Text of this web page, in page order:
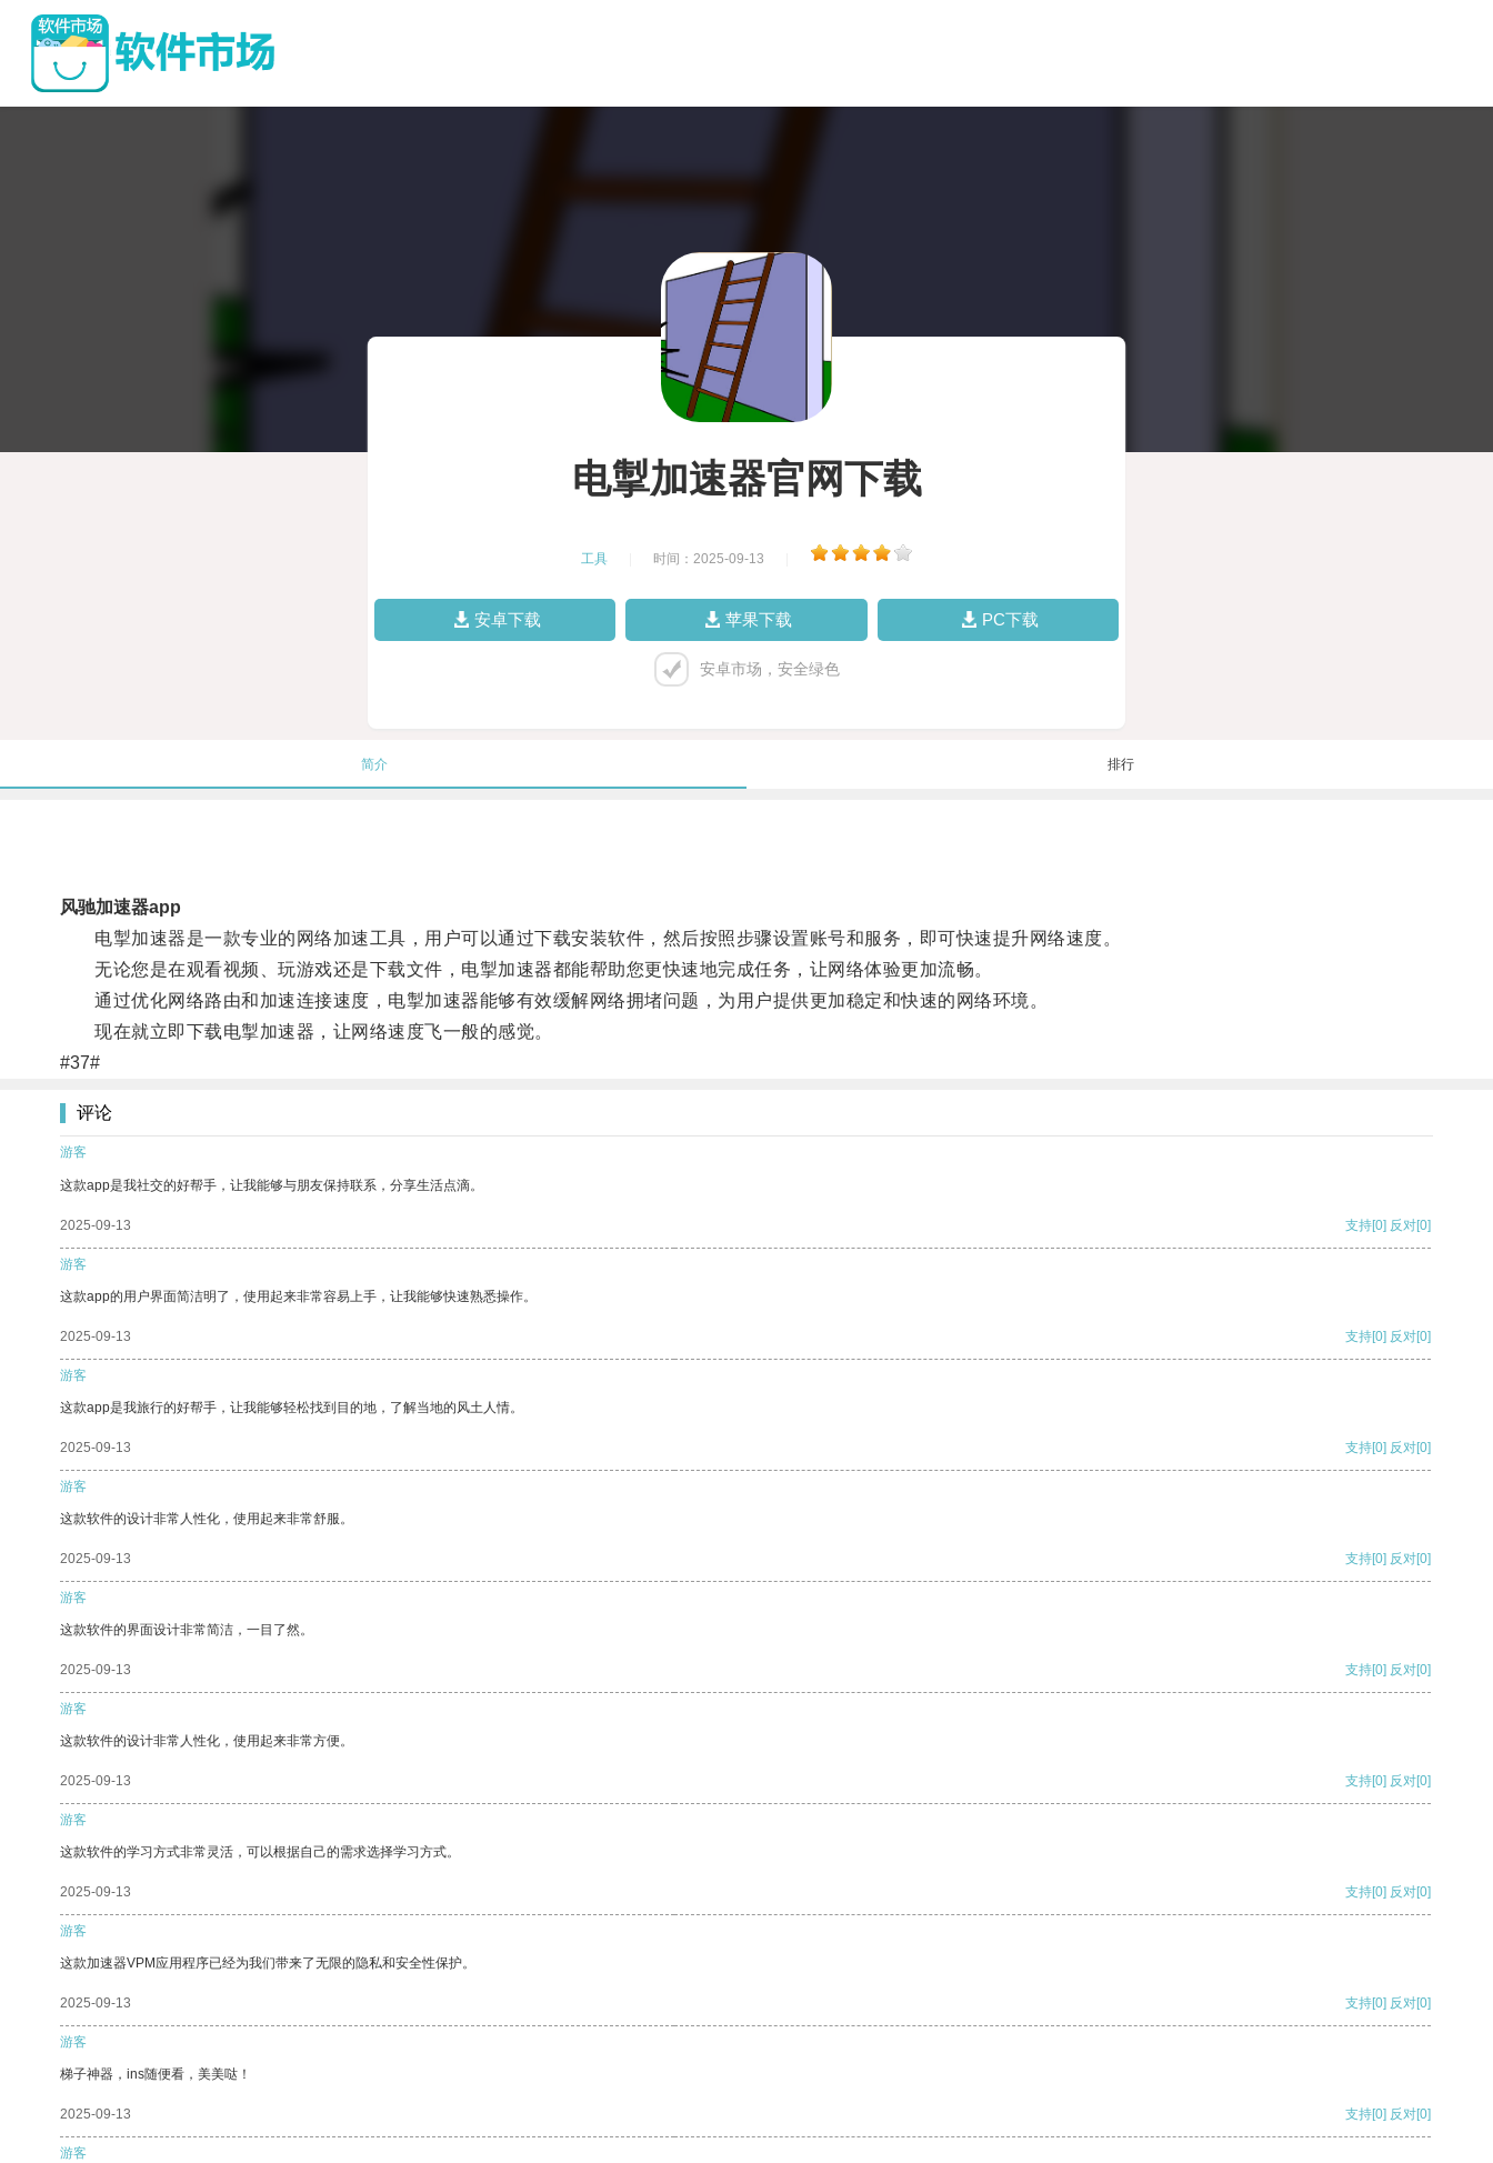
电掣加速器官网下载
工具 时间：2025-09-13
安卓下载 苹果下载 PC下载
安卓市场，安全绿色
简介 排行
风驰加速器app
电掣加速器是一款专业的网络加速工具，用户可以通过下载安装软件，然后按照步骤设置账号和服务，即可快速提升网络速度。
无论您是在观看视频、玩游戏还是下载文件，电掣加速器都能帮助您更快速地完成任务，让网络体验更加流畅。
通过优化网络路由和加速连接速度，电掣加速器能够有效缓解网络拥堵问题，为用户提供更加稳定和快速的网络环境。
现在就立即下载电掣加速器，让网络速度飞一般的感觉。
#37#
评论
游客
这款app是我社交的好帮手，让我能够与朋友保持联系，分享生活点滴。
2025-09-13 支持[0] 反对[0]
游客
这款app的用户界面简洁明了，使用起来非常容易上手，让我能够快速熟悉操作。
2025-09-13 支持[0] 反对[0]
游客
这款app是我旅行的好帮手，让我能够轻松找到目的地，了解当地的风土人情。
2025-09-13 支持[0] 反对[0]
游客
这款软件的设计非常人性化，使用起来非常舒服。
2025-09-13 支持[0] 反对[0]
游客
这款软件的界面设计非常简洁，一目了然。
2025-09-13 支持[0] 反对[0]
游客
这款软件的设计非常人性化，使用起来非常方便。
2025-09-13 支持[0] 反对[0]
游客
这款软件的学习方式非常灵活，可以根据自己的需求选择学习方式。
2025-09-13 支持[0] 反对[0]
游客
这款加速器VPM应用程序已经为我们带来了无限的隐私和安全性保护。
2025-09-13 支持[0] 反对[0]
游客
梯子神器，ins随便看，美美哒！
2025-09-13 支持[0] 反对[0]
游客